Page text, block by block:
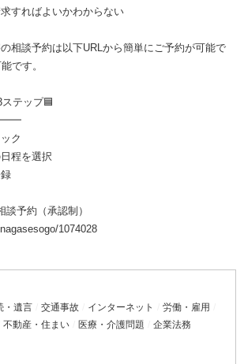
すればよいかわからない
相談予約は以下URLから簡単にご予約が可能で
です。
テップ🟦
ク
程を選択
予約（承認制）
1074028
・遺言 交通事故 インターネット
労働・雇用
不動産・住まい 医療・介護問題 企業法務